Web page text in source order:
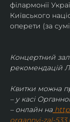
філармонії
Київського
оперети (за
Концертний
рекомендацій
Квитки можна
– у касі
– онлайн на
organnyj-zal-